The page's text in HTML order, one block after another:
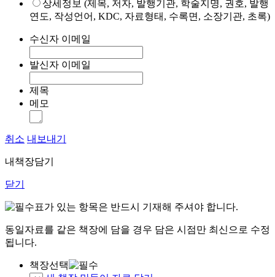
상세정보 (제목, 저자, 발행기관, 학술지명, 권호, 발행
연도, 작성언어, KDC, 자료형태, 수록면, 소장기관, 초록)
수신자 이메일
발신자 이메일
제목
메모
취소 내보내기
내책장담기
닫기
표가 있는 항목은 반드시 기재해 주셔야 합니다.
동일자료를 같은 책장에 담을 경우 담은 시점만 최신으로 수정
됩니다.
책장선택